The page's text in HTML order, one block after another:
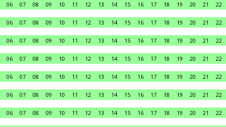
06 07 08 09 10 11 12 13 14 15 16 17 18 19 20 21 22
06 07 08 09 10 11 12 13 14 15 16 17 18 19 20 21 22
06 07 08 09 10 11 12 13 14 15 16 17 18 19 20 21 22
06 07 08 09 10 11 12 13 14 15 16 17 18 19 20 21 22
06 07 08 09 10 11 12 13 14 15 16 17 18 19 20 21 22
06 07 08 09 10 11 12 13 14 15 16 17 18 19 20 21 22
06 07 08 09 10 11 12 13 14 15 16 17 18 19 20 21 22